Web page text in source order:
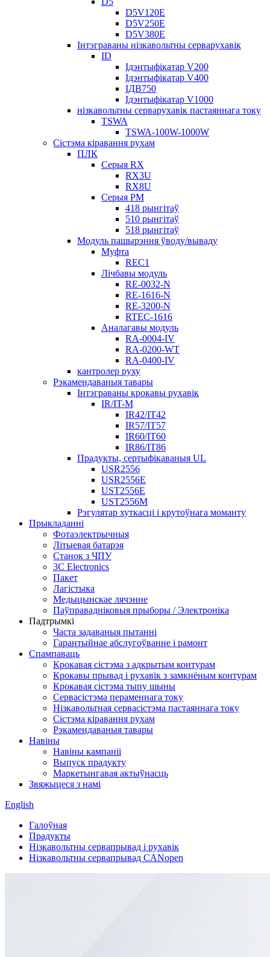
D5V120E
D5V250E
D5V380E
Інтэграваны нізкавольтны серварухавік
ID
Ідэнтыфікатар V200
Ідэнтыфікатар V400
ІДВ750
Ідэнтыфікатар V1000
нізкавольтны серварухавік пастаяннага току
TSWA
TSWA-100W-1000W
Сістэма кіравання рухам
ПЛК
Серыя RX
RX3U
RX8U
Серыя РМ
418 рынгітаў
510 рынгітаў
518 рынгітаў
Модуль пашырэння ўводу/вываду
Муфта
REC1
Лічбавы модуль
RE-0032-N
RE-1616-N
RE-3200-N
RTEC-1616
Аналагавы модуль
RA-0004-IV
RA-0200-WT
RA-0400-IV
кантролер руху
Рэкамендаваныя тавары
Інтэграваны крокавы рухавік
IR/IT-M
IR42/IT42
IR57/IT57
IR60/IT60
IR86/IT86
Прадукты, сертыфікаваныя UL
USR2556
USR2556E
UST2556E
UST2556M
Рэгулятар хуткасці і крутоўнага моманту
Прыкладанні
Фотаэлектрычныя
Літыевая батарэя
Станок з ЧПУ
3C Electronics
Пакет
Лагістыка
Медыцынскае лячэнне
Паўправадніковыя прыборы / Электроніка
Падтрымкі
Часта задаваныя пытанні
Гарантыйнае абслугоўванне і рамонт
Спампаваць
Крокавая сістэма з адкрытым контурам
Крокавы прывад і рухавік з замкнёным контурам
Крокавая сістэма тыпу шыны
Сервасістэма пераменнага току
Нізкавольтная сервасістэма пастаяннага току
Сістэма кіравання рухам
Рэкамендаваныя тавары
Навіны
Навіны кампаніі
Выпуск прадукту
Маркетынгавая актыўнасць
Звяжыцеся з намі
English
Галоўная
Прадукты
Нізкавольтны сервапрывад і рухавік
Нізкавольтны сервапрывад CANopen